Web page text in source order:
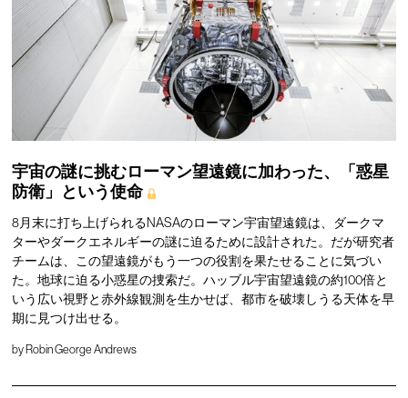
宇宙の謎に挑むローマン望遠鏡に加わった、「惑星
防衛」という使命
8月末に打ち上げられるNASAのローマン宇宙望遠鏡は、ダークマ
ターやダークエネルギーの謎に迫るために設計された。だが研究者
チームは、この望遠鏡がもう一つの役割を果たせることに気づい
た。地球に迫る小惑星の捜索だ。ハッブル宇宙望遠鏡の約100倍と
いう広い視野と赤外線観測を生かせば、都市を破壊しうる天体を早
期に見つけ出せる。
by Robin George Andrews